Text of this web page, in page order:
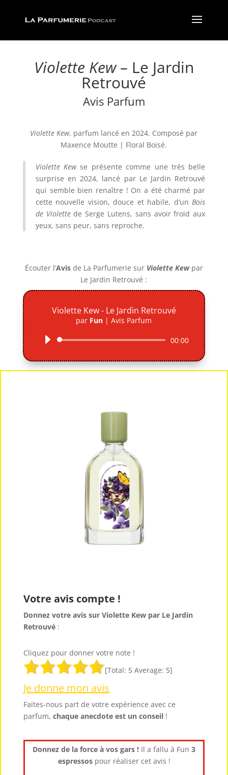
Violette Kew– Le Jardin
Retrouvé
Avis Parfum
Violette Kew, parfum lancé en 2024. Composé par
Maxence Moutte | Floral Boisé.
Violette Kewse présente comme une très belle
surprise en 2024, lancé par Le Jardin Retrouvé
qui semble bien renaître ! On a été charmé par
cette nouvelle vision, douce et habile, d’unBois
de Violettede Serge Lutens, sans avoir froid aux
yeux, sans peur, sans reproche.
Écouter l’Avis de La Parfumerie sur Violette Kew par
Le Jardin Retrouvé :
Violette Kew - Le Jardin Retrouvé
par Fun |Avis Parfum
Lecteur
00:00
Votre avis compte !
Donnez votre avis sur Violette Kew par Le Jardin
Retrouvé :
Cliquez pour donner votre note !
[Total: 5 Average: 5]
Je donne mon avis
Faites-nous part de votre expérience avec ce
parfum,chaque anecdote est unconseil !
Donnez de la force à vos gars ! Il a fallu à Fun 3
espressos pour réaliser cet avis !